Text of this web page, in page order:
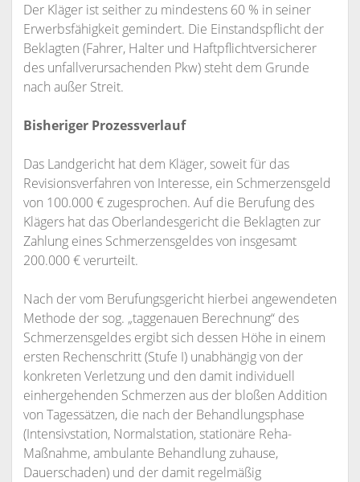
Der Kläger ist seither zu mindestens 60 % in seiner
Erwerbsfähigkeit gemindert. Die Einstandspflicht der
Beklagten (Fahrer, Halter und Haftpflichtversicherer
des unfallverursachenden Pkw) steht dem Grunde
nach außer Streit.
Bisheriger Prozessverlauf
Das Landgericht hat dem Kläger, soweit für das
Revisionsverfahren von Interesse, ein Schmerzensgeld
von 100.000 € zugesprochen. Auf die Berufung des
Klägers hat das Oberlandesgericht die Beklagten zur
Zahlung eines Schmerzensgeldes von insgesamt
200.000 € verurteilt.
Nach der vom Berufungsgericht hierbei angewendeten
Methode der sog. „taggenauen Berechnung“ des
Schmerzensgeldes ergibt sich dessen Höhe in einem
ersten Rechenschritt (Stufe I) unabhängig von der
konkreten Verletzung und den damit individuell
einhergehenden Schmerzen aus der bloßen Addition
von Tagessätzen, die nach der Behandlungsphase
(Intensivstation, Normalstation, stationäre Reha-
Maßnahme, ambulante Behandlung zuhause,
Dauerschaden) und der damit regelmäßig